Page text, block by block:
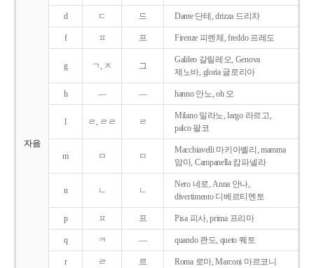
자음
d ㄷ 드 Dante 단테, drizza 드리차
f ㅍ 프 Firenze 피렌체, freddo 프레도
g ㄱ, ㅈ 그
Galileo 갈릴레오, Genova
제노바, gloria 글로리아
h ― ― hanno 안노, oh 오
l ㄹ, ㄹㄹ ㄹ
Milano 밀라노, largo 라르고,
palco 팔코
m ㅁ ㅁ
Macchiavelli 마키아벨리, mamma
맘마, Campanella 캄파넬라
n ㄴ ㄴ
Nero 네로, Anna 안나,
divertimento 디베르티멘토
p ㅍ 프 Pisa 피사, prima 프리마
q ㅋ ― quando 콴도, queto 퀘토
r ㄹ 르 Roma 로마, Marconi 마르코니